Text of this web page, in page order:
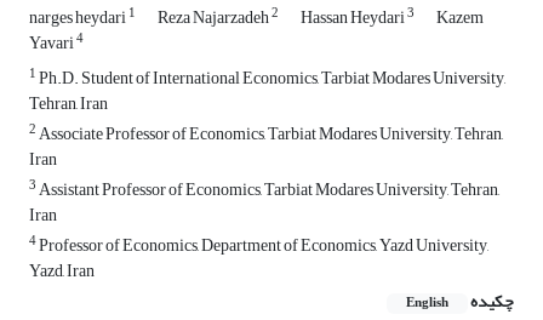
narges heydari1 Reza Najarzadeh2 Hassan Heydari3 Kazem
Yavari4
1Ph.D. Student of International Economics, Tarbiat Modares University,
Tehran, Iran
2Associate Professor of Economics, Tarbiat Modares University, Tehran,
Iran
3Assistant Professor of Economics, Tarbiat Modares University, Tehran,
Iran
4Professor of Economics, Department of Economics, Yazd University,
Yazd, Iran
چکیده
English